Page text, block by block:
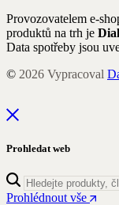
Provozovatelem e-
produktů na trh je
Data spotřeby jsou
© 2026 Vypracoval
Prohledat web
Prohlédnout vše